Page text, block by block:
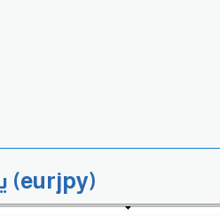
يورو ين (eurjpy)